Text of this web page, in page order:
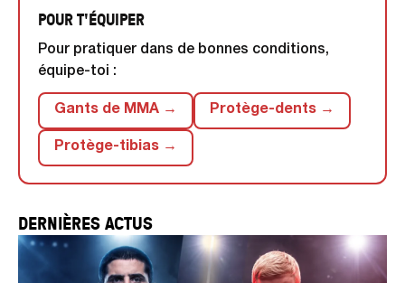
POUR T'ÉQUIPER
Pour pratiquer dans de bonnes conditions,
équipe-toi :
Gants de MMA → Protège-dents →
Protège-tibias →
DERNIÈRES ACTUS